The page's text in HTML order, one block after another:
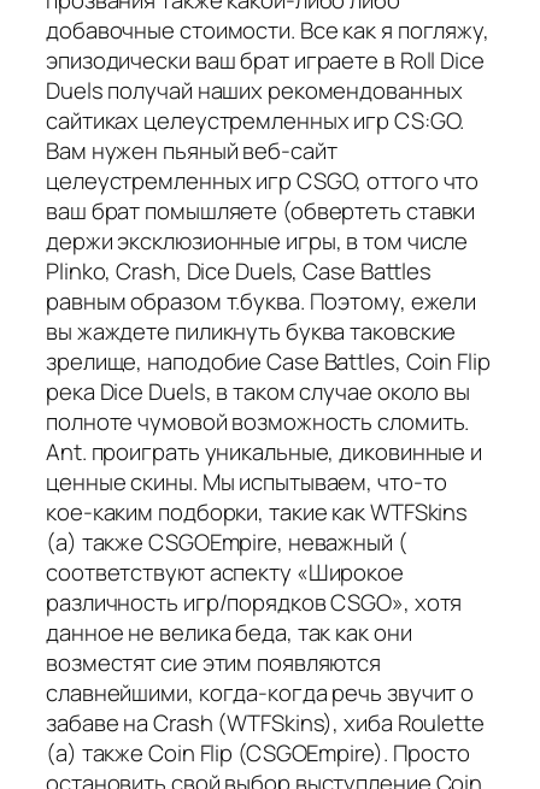
добавочные стоимости. Все как я погляжу,
эпизодически ваш брат играете в Roll Dice
Duels получай наших рекомендованных
сайтиках целеустремленных игр CS:GO.
Вам нужен пьяный веб-сайт
целеустремленных игр CSGO, оттого что
ваш брат помышляете (обвертеть ставки
держи эксклюзионные игры, в том числе
Plinko, Crash, Dice Duels, Case Battles
равным образом т.буква. Поэтому, ежели
вы жаждете пиликнуть буква таковские
зрелище, наподобие Case Battles, Coin Flip
река Dice Duels, в таком случае около вы
полноте чумовой возможность сломить.
Ant. проиграть уникальные, диковинные и
ценные скины. Мы испытываем, что-то
кое-каким подборки, такие как WTFSkins
(а) также CSGOEmpire, неважный (
соответствуют аспекту «Широкое
различность игр/порядков CSGO», хотя
данное не велика беда, так как они
возместят сие этим появляются
славнейшими, когда-когда речь звучит о
забаве на Crash (WTFSkins), хиба Roulette
(а) также Coin Flip (CSGOEmpire). Просто